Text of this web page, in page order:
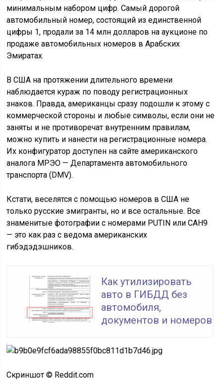
минимальным набором цифр. Самый дорогой
автомобильный номер, состоящий из единственной
цифры 1, продали за 14 млн долларов на аукционе по
продаже автомобильных номеров в Арабских
Эмиратах.
В США на протяжении длительного времени
наблюдается кураж по поводу регистрационных
знаков. Правда, американцы сразу подошли к этому с
коммерческой стороны и любые символы, если они не
заняты и не противоречат внутренним правилам,
можно купить и нанести на регистрационные номера.
Их конфигуратор доступен на сайте американского
аналога МРЭО — Департамента автомобильного
транспорта (DMV).
Кстати, веселятся с помощью номеров в США не
только русские эмигранты, но и все остальные. Все
знаменитые фотографии с номерами PUTIN или CAH9
— это как раз с ведома американских
гибэдэдэшников.
Как утилизировать
авто в ГИБДД без
автомобиля,
документов и номеров
Скриншот © Reddit.com